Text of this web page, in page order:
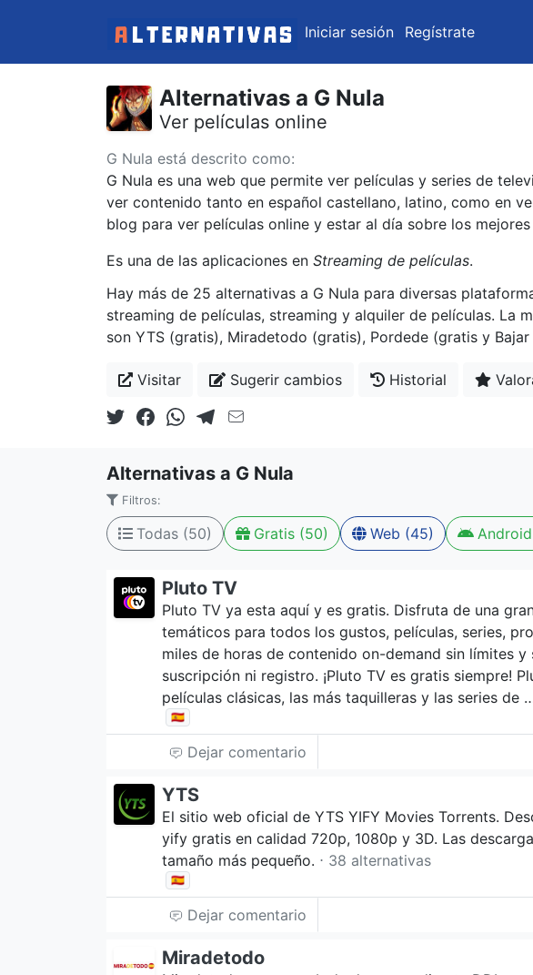
Iniciar sesión Regístrate
Alternativas a G Nula
Ver películas online
G Nula está descrito como:
G Nula es una web que permite ver películas y series de
ver contenido tanto en español castellano, latino, como en
blog para ver películas online y estar al día sobre los
Es una de las aplicaciones en Streaming de películas.
Hay más de 25 alternativas a G Nula para diversas
streaming de películas, streaming y alquiler de películas. La
son YTS (gratis), Miradetodo (gratis), Pordede (gratis y
Visitar Sugerir cambios Historial
Alternativas a G Nula
Filtros:
Todas (50) Gratis (50) Web (45)
Pluto TV
Pluto TV ya esta aquí y es gratis. Disfruta de una
temáticos para todos los gustos, películas, series,
miles de horas de contenido on-demand sin límites y
suscripción ni registro. ¡Pluto TV es gratis siempre!
películas clásicas, las más taquilleras y las series de
🇪🇸
Dejar comentario
YTS
El sitio web oficial de YTS YIFY Movies Torrents.
yify gratis en calidad 720p, 1080p y 3D. Las
tamaño más pequeño. ⋅ 38 alternativas
🇪🇸
Dejar comentario
Miradetodo